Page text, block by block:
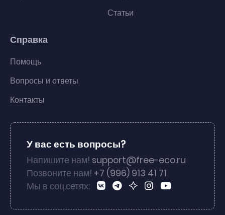
Статьи
Справка
Помощь
Вопросы и ответы
Контакты
У вас есть вопросы?
Напишите нам! support@free-eco.ru
Позвоните нам! +7 (996) 913 41 71
Мы в соц.сетях: